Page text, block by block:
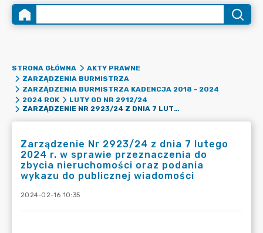
STRONA GŁÓWNA
AKTY PRAWNE
ZARZĄDZENIA BURMISTRZA
ZARZĄDZENIA BURMISTRZA KADENCJA 2018 - 2024
2024 ROK
LUTY OD NR 2912/24
ZARZĄDZENIE NR 2923/24 Z DNIA 7 LUTEGO 2024 R. W SPRAWIE PRZEZNACZENIA DO ZBYCIA NIERUCHOMOŚCI ORAZ PODANIA WYKAZU DO PUBLICZNEJ WIADOMOŚCI
Zarządzenie Nr 2923/24 z dnia 7 lutego
2024 r. w sprawie przeznaczenia do
zbycia nieruchomości oraz podania
wykazu do publicznej wiadomości
2024-02-16 10:35